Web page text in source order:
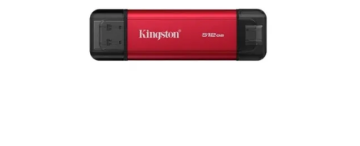
g
a
c
n
i
d